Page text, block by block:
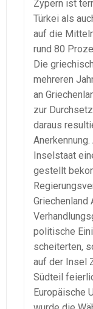
Zypern ist
Türkei als
auf die
rund 80
Die
mehreren
an
zur
daraus
Inselstaat
gestellt
Griechenland
politische
scheiterten,
auf der Insel
Südteil
Europäische